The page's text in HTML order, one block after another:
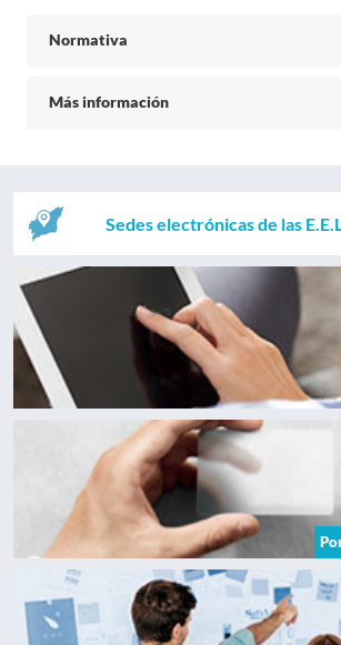
Normativa
Más información
Sedes electrónicas de las